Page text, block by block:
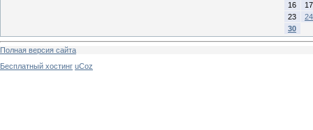
16
17
23
24
30
Полная версия сайта
Бесплатный хостинг uCoz